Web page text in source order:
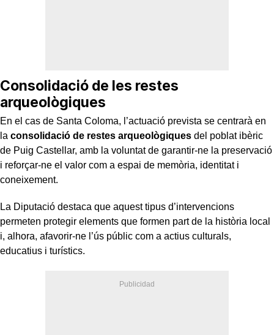
Consolidació de les restes
arqueològiques
En el cas de Santa Coloma, l’actuació prevista se centrarà en
la consolidació de restes arqueològiques del poblat ibèric
de Puig Castellar, amb la voluntat de garantir-ne la preservació
i reforçar-ne el valor com a espai de memòria, identitat i
coneixement.
La Diputació destaca que aquest tipus d’intervencions
permeten protegir elements que formen part de la història local
i, alhora, afavorir-ne l’ús públic com a actius culturals,
educatius i turístics.